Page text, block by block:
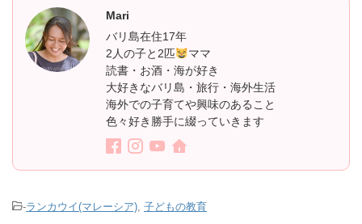
Mari
バリ島在住17年
2人の子と2匹
ママ
読書・お酒・海が好き
大好きなバリ島・旅行・海外生活
海外での子育てや興味のあること
色々好き勝手に綴っていきます
-ランカウイ(マレーシア), 子どもの教育